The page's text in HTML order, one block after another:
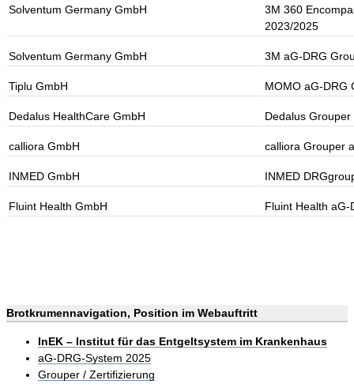
Solventum Germany GmbH
3M 360
2023/2025
Solventum Germany GmbH 3M aG-DRG
Tiplu GmbH MOMO aG-DRG
Dedalus HealthCare GmbH Dedalus
calliora GmbH calliora Grouper
INMED GmbH INMED
Fluint Health GmbH Fluint Health
Brotkrumennavigation, Position im Webauftritt
InEK – Institut für das Entgeltsystem im Krankenhaus
aG-DRG-System 2025
Grouper / Zertifizierung